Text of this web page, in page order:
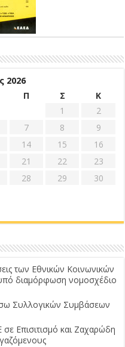
2026
Π Σ
Κ
1
2
7 8
9
14 15
16
21 22
23
28 29
30
των Εθνικών Κοινωνικών
διαμόρφωση νομοσχέδιο
Συλλογικών Συμβάσεων
Επισιτισμό και Ζαχαρώδη